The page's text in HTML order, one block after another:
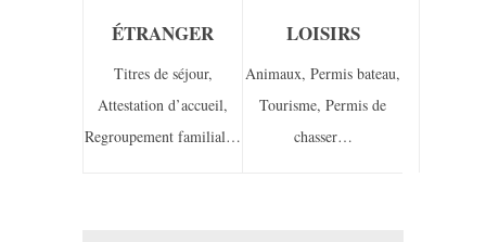
ÉTRANGER
Titres de séjour,
Attestation d’accueil,
Regroupement familial…
LOISIRS
Animaux,Permis bateau,
Tourisme,Permis de
chasser…